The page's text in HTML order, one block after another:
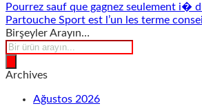
Pourrez sauf que gagnez seulement i�
Partouche Sport est l’un les terme
Birşeyler Arayın…
Products
search
Archives
Ağustos 2026